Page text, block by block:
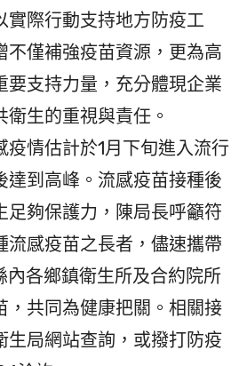
實際行動支持地方防疫工
不僅補強疫苗資源，更為高
要支持力量，充分體現企業
生的重視與責任。
情估計於1月下旬進入流行
達到高峰。流感疫苗接種後
足夠保護力，陳局長呼籲符
流感疫苗之長者，儘速攜帶
內各鄉鎮衛生所及合約院所
，共同為健康把關。相關接
生局網站查詢，或撥打防疫